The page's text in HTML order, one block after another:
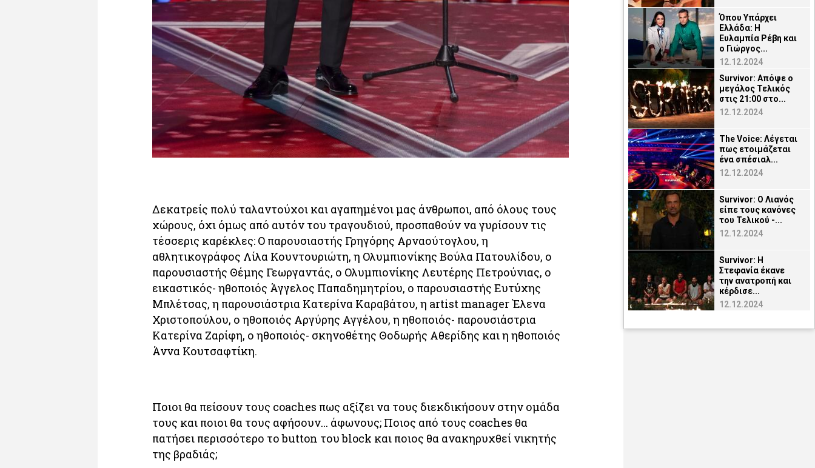
Δεκατρείς πολύ ταλαντούχοι και αγαπημένοι μας άνθρωποι, από όλους τους
χώρους, όχι όμως από αυτόν του τραγουδιού, προσπαθούν να γυρίσουν τις
τέσσερις καρέκλες: Ο παρουσιαστής Γρηγόρης Αρναούτογλου, η
αθλητικογράφος Λίλα Κουντουριώτη, η Ολυμπιονίκης Βούλα Πατουλίδου, ο
παρουσιαστής Θέμης Γεωργαντάς, ο Ολυμπιονίκης Λευτέρης Πετρούνιας, ο
εικαστικός- ηθοποιός Άγγελος Παπαδημητρίου, ο παρουσιαστής Ευτύχης
Μπλέτσας, η παρουσιάστρια Κατερίνα Καραβάτου, η artist manager Έλενα
Χριστοπούλου, ο ηθοποιός Αργύρης Αγγέλου, η ηθοποιός- παρουσιάστρια
Κατερίνα Ζαρίφη, ο ηθοποιός- σκηνοθέτης Θοδωρής Αθερίδης και η ηθοποιός
Άννα Κουτσαφτίκη.
Ποιοι θα πείσουν τους coaches πως αξίζει να τους διεκδικήσουν στην ομάδα
τους και ποιοι θα τους αφήσουν... άφωνους; Ποιος από τους coaches θα
πατήσει περισσότερο το button του block και ποιος θα ανακηρυχθεί νικητής
της βραδιάς;
Όπου Υπάρχει
Ελλάδα: Η
Ευλαμπία Ρέβη και
ο Γιώργος...
12.12.2024
Survivor: Απόψε ο
μεγάλος Τελικός
στις 21:00 στο...
12.12.2024
The Voice: Λέγεται
πως ετοιμάζεται
ένα σπέσιαλ...
12.12.2024
Survivor: Ο Λιανός
είπε τους κανόνες
του Τελικού -...
12.12.2024
Survivor: Η
Στεφανία έκανε
την ανατροπή και
κέρδισε...
12.12.2024